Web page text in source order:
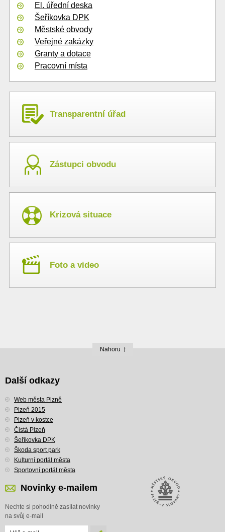
El. úřední deska
Šeříkovka DPK
Městské obvody
Veřejné zakázky
Granty a dotace
Pracovní místa
Transparentní úřad
Zástupci obvodu
Krizová situace
Foto a video
Nahoru
Další odkazy
Web města Plzně
Plzeň 2015
Plzeň v kostce
Čistá Plzeň
Šeříkovka DPK
Škoda sport park
Kulturní portál města
Sportovní portál města
Novinky e-mailem
Nechte si pohodlně zasílat novinky
na svůj e-mail